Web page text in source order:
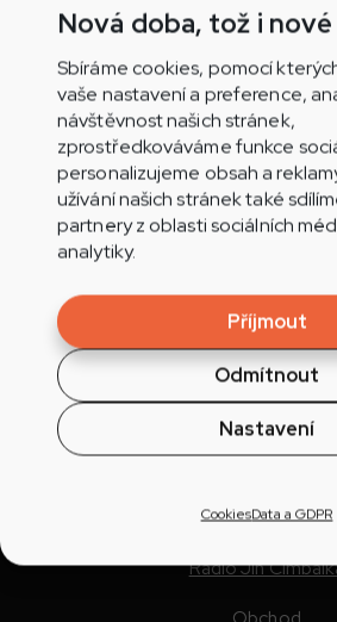
Nová doba, tož i
Sbíráme cookies, pomocí
vaše nastavení a preference,
návštěvnost našich stránek,
zprostředkováváme funkce
personalizujeme obsah a
užívání našich stránek také
partnery z oblasti sociálních
analytiky.
Příjmout
Odmítnout
Nastavení
CookiesData a GDPR
Poslouchat
Program
Jak nás naladit
Rádio Jih